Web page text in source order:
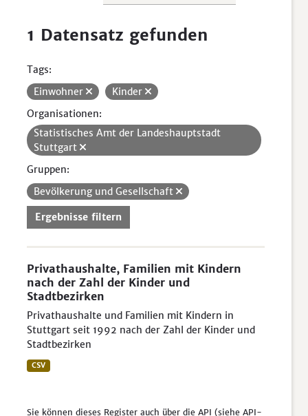
1 Datensatz gefunden
Tags:
Einwohner
Kinder
Organisationen:
Statistisches Amt der Landeshauptstadt
Stuttgart
Gruppen:
Bevölkerung und Gesellschaft
Ergebnisse filtern
Privathaushalte, Familien mit Kindern
nach der Zahl der Kinder und
Stadtbezirken
Privathaushalte und Familien mit Kindern in
Stuttgart seit 1992 nach der Zahl der Kinder und
Stadtbezirken
CSV
Sie können dieses Register auch über die API (siehe API-